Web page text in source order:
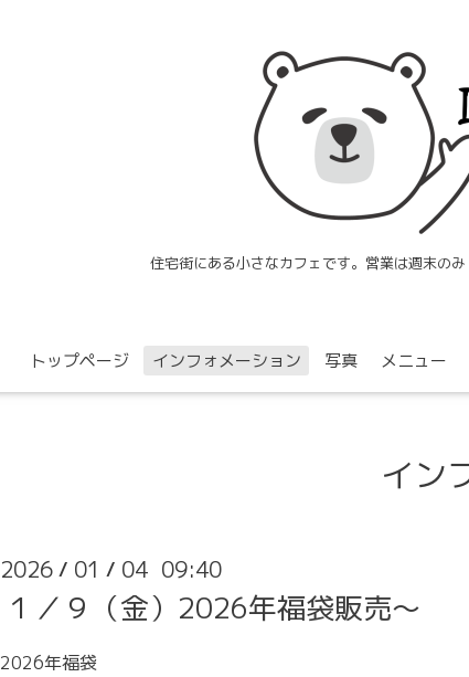
住宅街にある小さなカフェです。営業は週末の
トップページ インフォメーション 写真 メニュー
イン
2026 / 01 / 04 09:40
１／９（金）2026年福袋販売～
2026年福袋